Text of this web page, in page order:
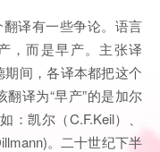
翻译有一些争论。语言
，而是早产。主张译
期间，各译本都把这个
翻译为“早产”的是加尔
凯尔（C.F.Keil）、
。二十世纪下半